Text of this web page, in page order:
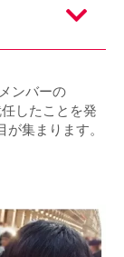
ンバーの
したことを発
集まります。